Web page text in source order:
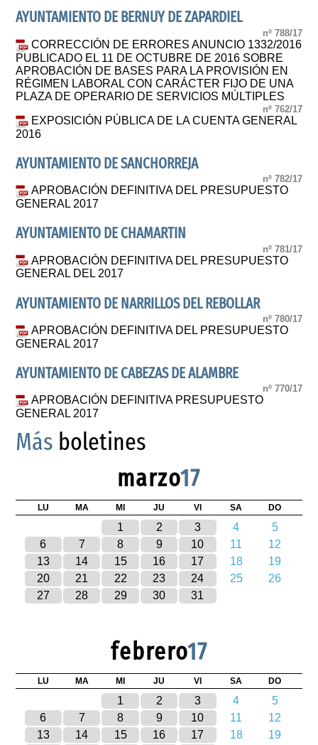
AYUNTAMIENTO DE BERNUY DE ZAPARDIEL
nº 788/17
CORRECCIÓN DE ERRORES ANUNCIO 1332/2016
PUBLICADO EL 11 DE OCTUBRE DE 2016 SOBRE
APROBACIÓN DE BASES PARA LA PROVISIÓN EN
RÉGIMEN LABORAL CON CARÁCTER FIJO DE UNA
PLAZA DE OPERARIO DE SERVICIOS MÚLTIPLES
nº 762/17
EXPOSICIÓN PÚBLICA DE LA CUENTA GENERAL
2016
AYUNTAMIENTO DE SANCHORREJA
nº 782/17
APROBACIÓN DEFINITIVA DEL PRESUPUESTO
GENERAL 2017
AYUNTAMIENTO DE CHAMARTIN
nº 781/17
APROBACIÓN DEFINITIVA DEL PRESUPUESTO
GENERAL DEL 2017
AYUNTAMIENTO DE NARRILLOS DEL REBOLLAR
nº 780/17
APROBACIÓN DEFINITIVA DEL PRESUPUESTO
GENERAL 2017
AYUNTAMIENTO DE CABEZAS DE ALAMBRE
nº 770/17
APROBACIÓN DEFINITIVA PRESUPUESTO
GENERAL 2017
Más boletines
marzo17
LU MA MI JU VI SA DO
1 2 3 4
5
6
7 8 9 10 11
12
13
14 15 16 17 18
19
20
21 22 23 24 25
26
27
28 29 30 31
febrero17
LU MA MI JU VI SA DO
1 2 3 4
5
6
7 8 9 10 11
12
13
14 15 16 17 18
19